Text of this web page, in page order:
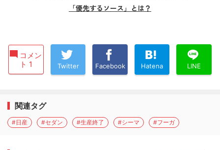
「優先するソース」とは？
コメン
ト 1
Twitter Facebook Hatena LINE
関連タグ
#日産 #セダン #生産終了 #シーマ #フーガ